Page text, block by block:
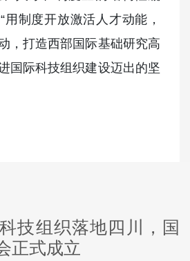
用制度开放激活人才动能，
，打造西部国际基础研究高
国际科技组织建设迈出的坚
技组织落地四川，国
正式成立